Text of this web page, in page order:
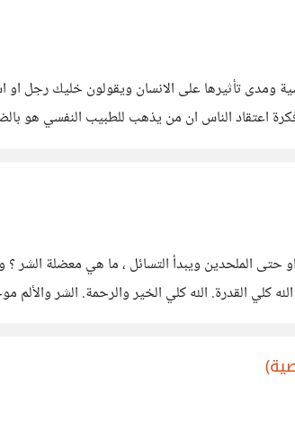
تأثيرها على الانسان ويقولون خليك رجل او
اعتقاد الناس ان من يذهب للطبيب النفسي
الملحدين ويبدأ التسائل ، ما هي معضلة